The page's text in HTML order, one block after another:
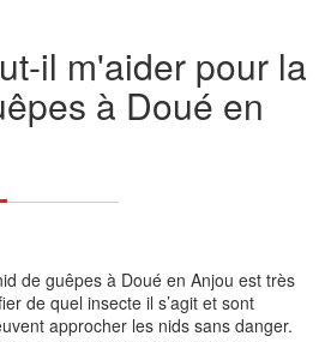
il m'aider pour la
à Doué en
de guêpes à Doué en Anjou est très
de quel insecte il s’agit et sont
approcher les nids sans danger.